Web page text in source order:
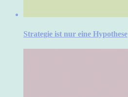
Strategie ist nur eine Hypothese